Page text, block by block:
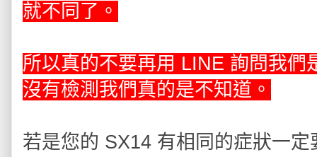
就不同了。
所以真的不要再用 LINE 詢問我們
沒有檢測我們真的是不知道。
若是您的 SX14 有相同的症狀一